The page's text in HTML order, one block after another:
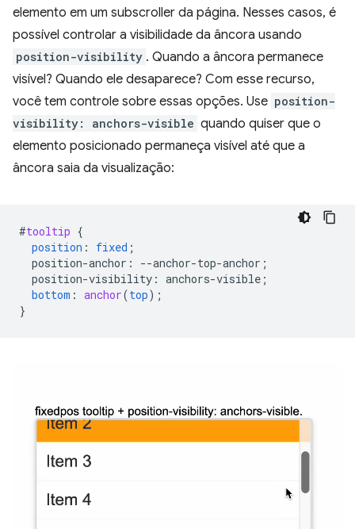
elemento em um subscroller da página. Nesses casos, é
possível controlar a visibilidade da âncora usando
position-visibility . Quando a âncora permanece
visível? Quando ele desaparece? Com esse recurso,
você tem controle sobre essas opções. Use position-
visibility: anchors-visible quando quiser que o
elemento posicionado permaneça visível até que a
âncora saia da visualização:
#tooltip {
position : fixed ;
position-anchor : --anchor-top-anchor ;
position-visibility : anchors-visible ;
bottom : anchor(top);
}